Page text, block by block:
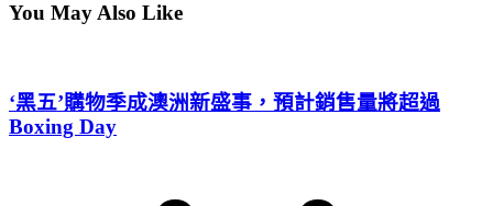
You May Also Like
‘黑五’購物季成澳洲新盛事，預計銷售量將超過
Boxing Day